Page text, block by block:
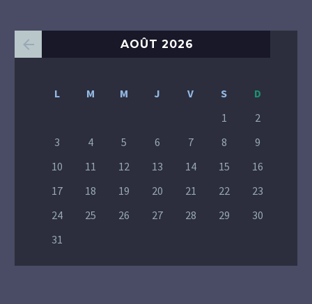
AOÛT 2026
L M M J V S
D
1
2
3
4 5 6 7 8
9
10
11 12 13 14 15
16
17
18 19 20 21 22
23
24
25 26 27 28 29
30
31